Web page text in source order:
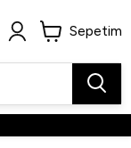
Sepetim